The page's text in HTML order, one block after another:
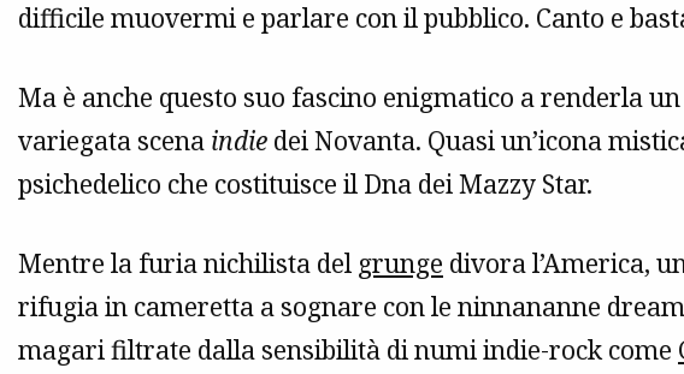
difficile muovermi e parlare con il pubblico. Canto e
Ma è anche questo suo fascino enigmatico a renderla
variegata scena indie dei Novanta. Quasi un’icona
psichedelico che costituisce il Dna dei Mazzy Star.
Mentre la furia nichilista del grunge divora l’America,
rifugia in cameretta a sognare con le ninnananne
magari filtrate dalla sensibilità di numi indie-rock come